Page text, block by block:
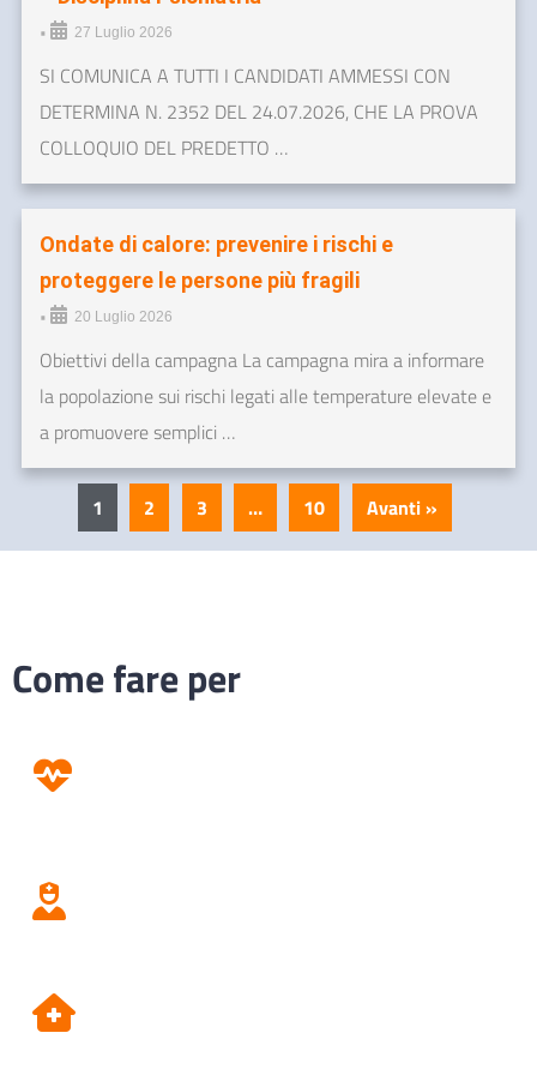
• 27 Luglio 2026
SI COMUNICA A TUTTI I CANDIDATI AMMESSI CON
DETERMINA N. 2352 DEL 24.07.2026, CHE LA PROVA
COLLOQUIO DEL PREDETTO …
Ondate di calore: prevenire i rischi e
proteggere le persone più fragili
• 20 Luglio 2026
Obiettivi della campagna La campagna mira a informare
la popolazione sui rischi legati alle temperature elevate e
a promuovere semplici …
1 2 3 … 10 Avanti »
Come fare per